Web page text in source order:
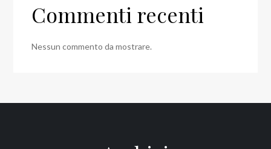
Commenti recenti
Nessun commento da mostrare.